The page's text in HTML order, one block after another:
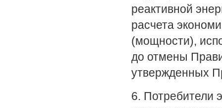
реактивной
расчета
(мощности),
до отмены
утвержденных
6. Потребители